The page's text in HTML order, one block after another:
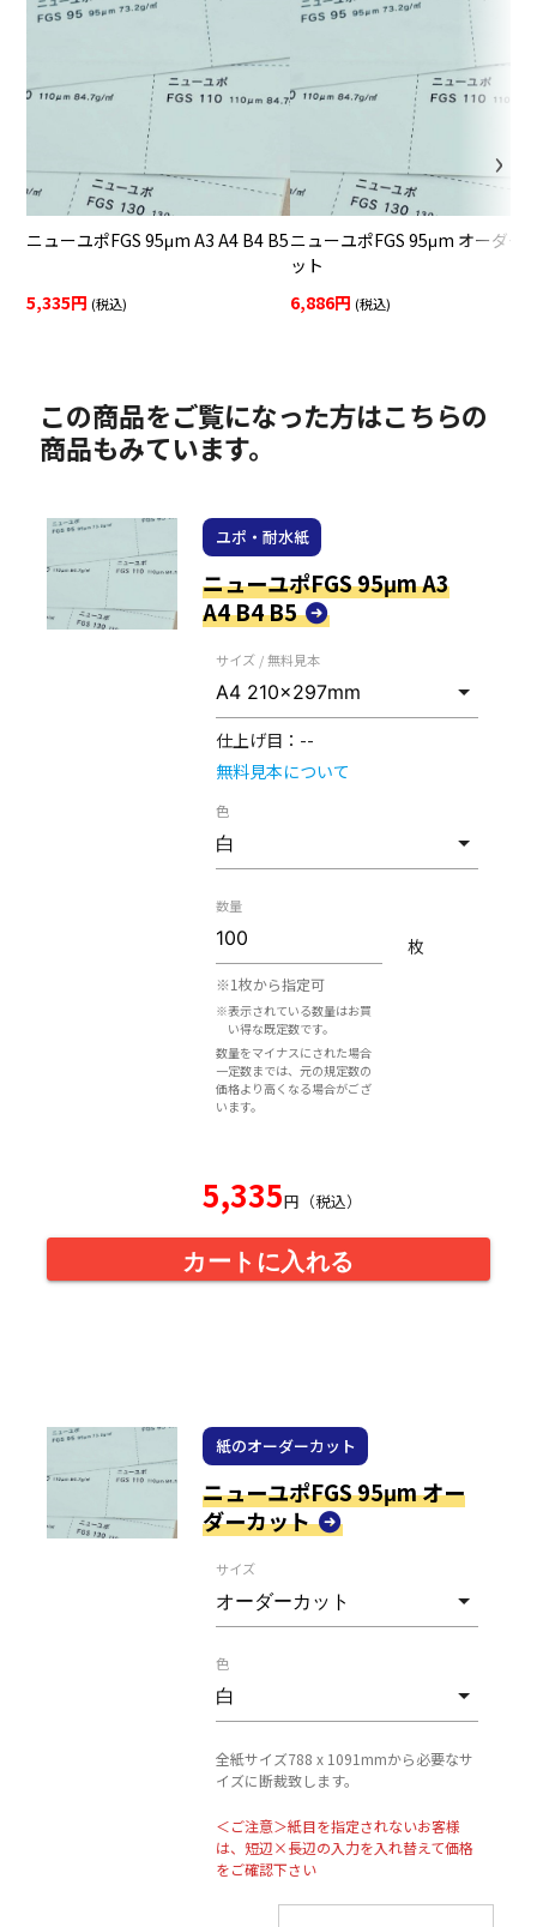
ニューユポFGS 95μm A3 A4 B4 B5
5,335円 (税込)
ニューユポFGS 95μm オーダー
ット
6,886円 (税込)
この商品をご覧になった方はこちらの
商品もみています。
ユポ・耐水紙
ニューユポFGS 95μm A3
A4 B4 B5
サイズ / 無料見本
仕上げ目： --
無料見本について
色
数量
※1枚から指定可
※表示されている数量はお買
い得な既定数です。
数量をマイナスにされた場合
一定数までは、元の規定数の
価格より高くなる場合がござ
います。
枚
5,335円（税込）
カートに入れる
紙のオーダーカット
ニューユポFGS 95μm オー
ダーカット
サイズ
色
全紙サイズ788 x 1091mmから必要なサ
イズに断裁致します。
＜ご注意＞紙目を指定されないお客様
は、短辺×長辺の入力を入れ替えて価格
をご確認下さい